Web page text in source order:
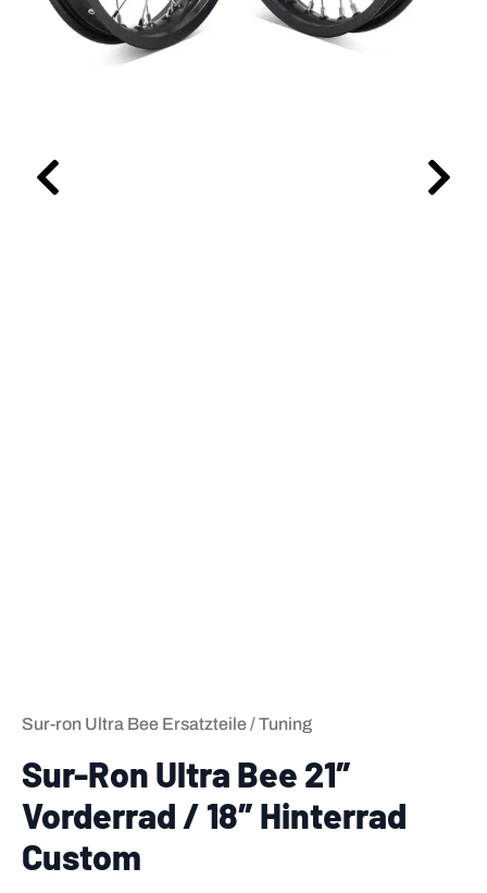
Sur-ron Ultra Bee Ersatzteile / Tuning
Sur-Ron Ultra Bee 21″
Vorderrad / 18″ Hinterrad
Custom